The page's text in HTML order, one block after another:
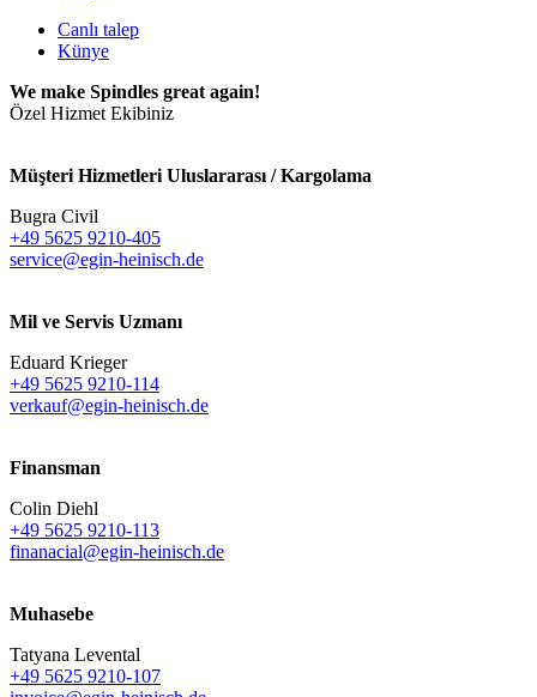
Canlı talep
Künye
We make Spindles great again!
Özel Hizmet Ekibiniz
Müşteri Hizmetleri Uluslararası / Kargolama
Bugra Civil
+49 5625 9210-405
service@egin-heinisch.de
Mil ve Servis Uzmanı
Eduard Krieger
+49 5625 9210-114
verkauf@egin-heinisch.de
Finansman
Colin Diehl
+49 5625 9210-113
finanacial@egin-heinisch.de
Muhasebe
Tatyana Levental
+49 5625 9210-107